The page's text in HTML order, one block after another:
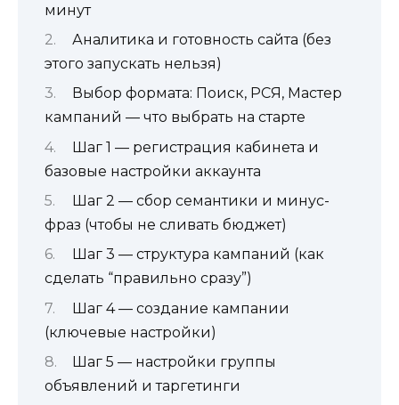
минут
Аналитика и готовность сайта (без
этого запускать нельзя)
Выбор формата: Поиск, РСЯ, Мастер
кампаний — что выбрать на старте
Шаг 1 — регистрация кабинета и
базовые настройки аккаунта
Шаг 2 — сбор семантики и минус-
фраз (чтобы не сливать бюджет)
Шаг 3 — структура кампаний (как
сделать “правильно сразу”)
Шаг 4 — создание кампании
(ключевые настройки)
Шаг 5 — настройки группы
объявлений и таргетинги